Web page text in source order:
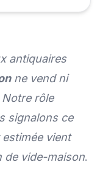
antiquaires
ne vend ni
rôle
signalons ce
vient
de vide-maison.